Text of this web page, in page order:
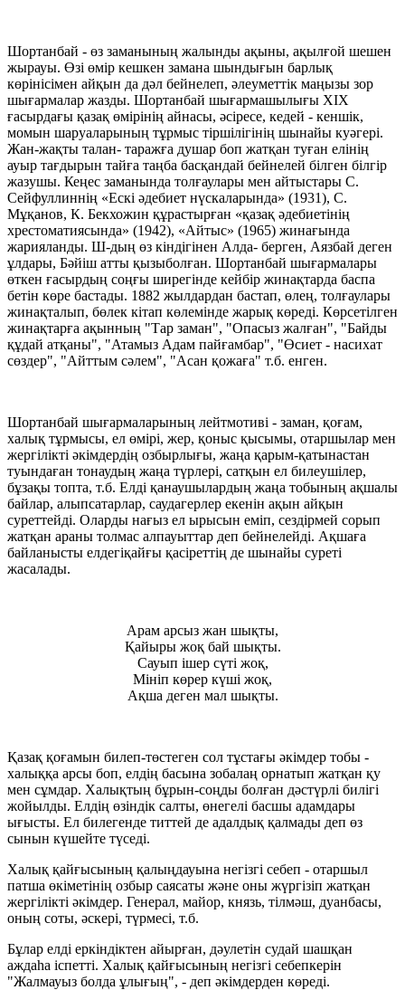
Шортанбай - өз заманының жалынды ақыны, ақылғой шешен
жырауы. Өзі өмір кешкен замана шындығын барлық
көрінісімен айқын да дәл бейнелеп, әлеуметтік маңызы зор
шығармалар жазды. Шортанбай шығармашылығы ХІХ
ғасырдағы қазақ өмірінің айнасы, әсіресе, кедей - кеншік,
момын шаруаларының тұрмыс тіршілігінің шынайы куәгері.
Жан-жақты талан- таражға душар боп жатқан туған елінің
ауыр тағдырын тайға таңба басқандай бейнелей білген білгір
жазушы. Кеңес заманында толғаулары мен айтыстары С.
Сейфуллиннің «Ескі әдебиет нүскаларында» (1931), С.
Мұқанов, К. Бекхожин құрастырған «қазақ әдебиетінің
хрестоматиясында» (1942), «Айтыс» (1965) жинағында
жарияланды. Ш-дың өз кіндігінен Алда- берген, Аязбай деген
ұлдары, Бәйіш атты қызыболған. Шортанбай шығармалары
өткен ғасырдың соңғы ширегінде кейбір жинақтарда баспа
бетін көре бастады. 1882 жылдардан бастап, өлең, толғаулары
жинақталып, бөлек кітап көлемінде жарық көреді. Көрсетілген
жинақтарға ақынның "Тар заман", "Опасыз жалған", "Байды
құдай атқаны", "Атамыз Адам пайғамбар", "Өсиет - насихат
сөздер", "Айттым сәлем", "Асан қожаға" т.б. енген.
Шортанбай шығармаларының лейтмотиві - заман, қоғам,
халық тұрмысы, ел өмірі, жер, қоныс қысымы, отаршылар мен
жергілікті әкімдердің озбырлығы, жаңа қарым-қатынастан
туындаған тонаудың жаңа түрлері, сатқын ел билеушілер,
бұзақы топта, т.б. Елді қанаушылардың жаңа тобының ақшалы
байлар, алыпсатарлар, саудагерлер екенін ақын айқын
суреттейді. Оларды нағыз ел ырысын еміп, сездірмей сорып
жатқан араны толмас алпауыттар деп бейнелейді. Ақшаға
байланысты елдегіқайғы қасіреттің де шынайы суреті
жасалады.
Арам арсыз жан шықты,
Қайыры жоқ бай шықты.
Сауып ішер сүті жоқ,
Мініп көрер күші жоқ,
Ақша деген мал шықты.
Қазақ қоғамын билеп-төстеген сол тұстағы әкімдер тобы -
халыққа арсы боп, елдің басына зобалаң орнатып жатқан қу
мен сұмдар. Халықтың бұрын-соңды болған дәстүрлі билігі
жойылды. Елдің өзіндік салты, өнегелі басшы адамдары
ығысты. Ел билегенде титтей де адалдық қалмады деп өз
сынын күшейте түседі.
Халық қайғысының қалыңдауына негізгі себеп - отаршыл
патша өкіметінің озбыр саясаты және оны жүргізіп жатқан
жергілікті әкімдер. Генерал, майор, князь, тілмәш, дуанбасы,
оның соты, әскері, түрмесі, т.б.
Бұлар елді еркіндіктен айырған, дәулетін судай шашқан
аждаһа іспетті. Халық қайғысының негізгі себепкерін
"Жалмауыз болда ұлығың", - деп әкімдерден көреді.